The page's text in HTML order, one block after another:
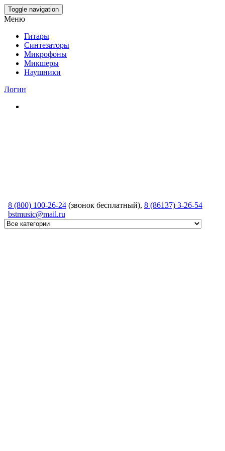
Skip
to
content
Toggle navigation
Меню
Гитары
Синтезаторы
Микрофоны
Микшеры
Наушники
Логин
8 (800) 100-26-24 (звонок бесплатный), 8 (86137) 3-26-54
bstmusic@mail.ru